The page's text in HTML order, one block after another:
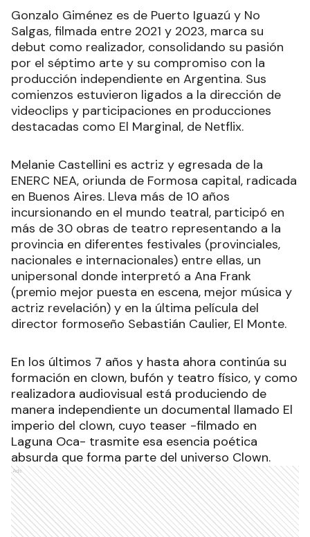
Gonzalo Giménez es de Puerto Iguazú y No
Salgas, filmada entre 2021 y 2023, marca su
debut como realizador, consolidando su pasión
por el séptimo arte y su compromiso con la
producción independiente en Argentina. Sus
comienzos estuvieron ligados a la dirección de
videoclips y participaciones en producciones
destacadas como El Marginal, de Netflix.
Melanie Castellini es actriz y egresada de la
ENERC NEA, oriunda de Formosa capital, radicada
en Buenos Aires. Lleva más de 10 años
incursionando en el mundo teatral, participó en
más de 30 obras de teatro representando a la
provincia en diferentes festivales (provinciales,
nacionales e internacionales) entre ellas, un
unipersonal donde interpretó a Ana Frank
(premio mejor puesta en escena, mejor música y
actriz revelación) y en la última película del
director formoseño Sebastián Caulier, El Monte.
En los últimos 7 años y hasta ahora continúa su
formación en clown, bufón y teatro físico, y como
realizadora audiovisual está produciendo de
manera independiente un documental llamado El
imperio del clown, cuyo teaser -filmado en
Laguna Oca- trasmite esa esencia poética
absurda que forma parte del universo Clown.
Ads